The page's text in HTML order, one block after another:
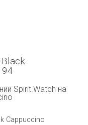
Spirit.Watch на
Cappuccino